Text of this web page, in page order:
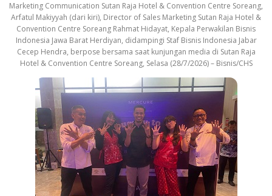
Marketing Communication Sutan Raja Hotel & Convention Centre Soreang,
Arfatul Makiyyah (dari kiri), Director of Sales Marketing Sutan Raja Hotel &
Convention Centre Soreang Rahmat Hidayat, Kepala Perwakilan Bisnis
Indonesia Jawa Barat Herdiyan, didampingi Staf Bisnis Indonesia Jabar
Cecep Hendra, berpose bersama saat kunjungan media di Sutan Raja
Hotel & Convention Centre Soreang, Selasa (28/7/2026) – Bisnis/CHS